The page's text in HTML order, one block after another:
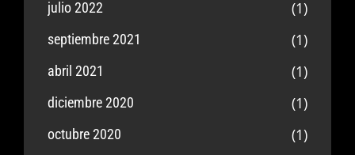
julio 2022 (1)
septiembre 2021 (1)
abril 2021 (1)
diciembre 2020 (1)
octubre 2020 (1)